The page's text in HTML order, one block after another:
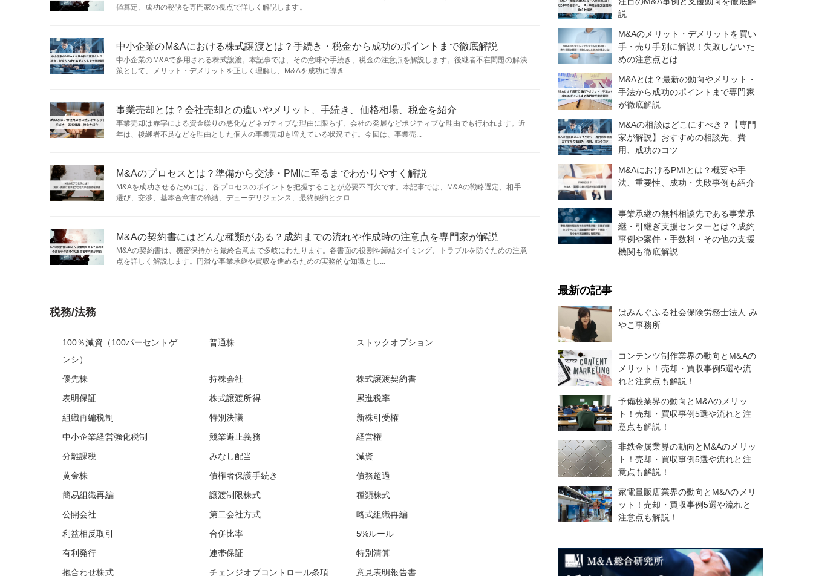
値算定、成功の秘訣を専門家の視点で詳しく解説します。
中小企業のM&Aにおける株式譲渡とは？手続き・税金から成功のポイントまで徹底解説
中小企業のM&Aで多用される株式譲渡。本記事では、その意味や手続き、税金の注意点を解説します。後継者不在問題の解決
策として、メリット・デメリットを正しく理解し、M&Aを成功に導き...
事業売却とは？会社売却との違いやメリット、手続き、価格相場、税金を紹介
事業売却は赤字による資金繰りの悪化などネガティブな理由に限らず、会社の発展などポジティブな理由でも行われます。近
年は、後継者不足などを理由とした個人の事業売却も増えている状況です。今回は、事業売...
M&Aのプロセスとは？準備から交渉・PMIに至るまでわかりやすく解説
M&Aを成功させるためには、各プロセスのポイントを把握することが必要不可欠です。本記事では、M&Aの戦略選定、相手
選び、交渉、基本合意書の締結、デューデリジェンス、最終契約とクロ...
M&Aの契約書にはどんな種類がある？成約までの流れや作成時の注意点を専門家が解説
M&Aの契約書は、機密保持から最終合意まで多岐にわたります。各書面の役割や締結タイミング、トラブルを防ぐための注意
点を詳しく解説します。円滑な事業承継や買収を進めるための実務的な知識とし...
税務/法務
100％減資（100パーセントゲ
ンシ）
普通株 ストックオプション
優先株 持株会社
株式譲渡契約書
表明保証
株式譲渡所得
累進税率
組織再編税制
特別決議
新株引受権
中小企業経営強化税制
競業避止義務
経営権
分離課税
みなし配当
減資
黄金株
債権者保護手続き
債務超過
簡易組織再編
譲渡制限株式
種類株式
公開会社
第二会社方式
略式組織再編
利益相反取引
合併比率
5%ルール
有利発行
連帯保証
特別清算
抱合わせ株式
チェンジオブコントロール条項 意見表明報告書
説
M&Aのメリット・デメリットを買い
手・売り手別に解説！失敗しないた
めの注意点とは
M&Aとは？最新の動向やメリット・
手法から成功のポイントまで専門家
が徹底解説
M&Aの相談はどこにすべき？【専門
家が解説】おすすめの相談先、費
用、成功のコツ
M&AにおけるPMIとは？概要や手
法、重要性、成功・失敗事例も紹介
事業承継の無料相談先である事業承
継・引継ぎ支援センターとは？成約
事例や案件・手数料・その他の支援
機関も徹底解説
最新の記事
はみんぐふる社会保険労務士法人 み
やこ事務所
コンテンツ制作業界の動向とM&Aの
メリット！売却・買収事例5選や流
れと注意点も解説！
予備校業界の動向とM&Aのメリッ
ト！売却・買収事例5選や流れと注
意点も解説！
非鉄金属業界の動向とM&Aのメリッ
ト！売却・買収事例5選や流れと注
意点も解説！
家電量販店業界の動向とM&Aのメリ
ット！売却・買収事例5選や流れと
注意点も解説！